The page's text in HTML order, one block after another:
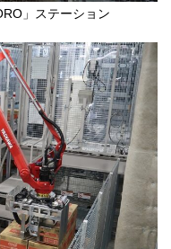
」ステーション